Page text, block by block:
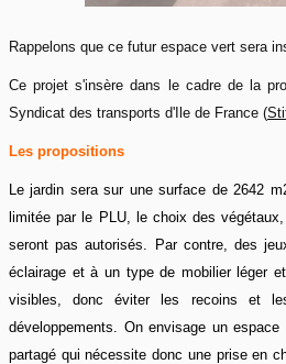
Rappelons que ce futur espace vert sera
Ce projet s'insère dans le cadre de la
Syndicat des transports d'Ile de France (
Les propositions
Le jardin sera sur une surface de 2642
limitée par le PLU, le choix des
seront pas autorisés. Par contre, des
éclairage et à un type de mobilier léger
visibles, donc éviter les recoins et
développements. On envisage un
partagé qui nécessite donc une prise en